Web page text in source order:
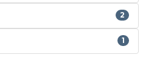
2
1